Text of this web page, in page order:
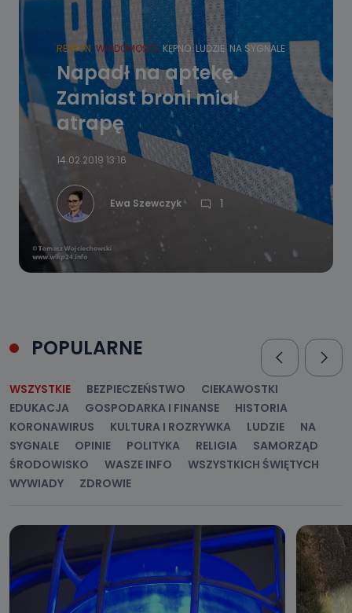
REGION WIADOMOŚCI KĘPNO LUDZIE NA SYGNALE
Napadł na aptekę.
Zamiast broni miał
atrapę
14.02.2019 13:16
Ewa Szewczyk 1
POPULARNE
WSZYSTKIE BEZPIECZEŃSTWO
CIEKAWOSTKI
EDUKACJA
GOSPODARKA I FINANSE
HISTORIA
KORONAWIRUS
KULTURA I ROZRYWKA LUDZIE
NA
SYGNALE
OPINIE POLITYKA RELIGIA
SAMORZĄD
ŚRODOWISKO
WASZE INFO
WSZYSTKICH ŚWIĘTYCH
WYWIADY
ZDROWIE